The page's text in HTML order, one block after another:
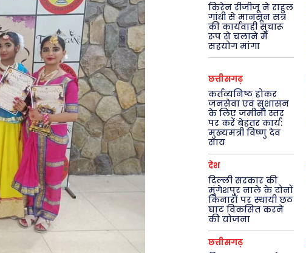
किरेन रीजीजू ने राहुल
गांधी से मानसून सत्र
की कार्यवाही सुचारू
रूप से चलाने में
सहयोग मांगा
छत्तीसगढ़
कर्तव्यनिष्ठ होकर
जनसेवा एवं सुशासन
के लिए जमीनी स्तर
पर करें बेहतर कार्य:
मुख्यमंत्री विष्णु देव
साय
देश
दिल्ली सरकार की
मुंगेशपुर नाले के दोनों
किनारों पर स्थायी छठ
घाट विकसित करने
की योजना
छत्तीसगढ़